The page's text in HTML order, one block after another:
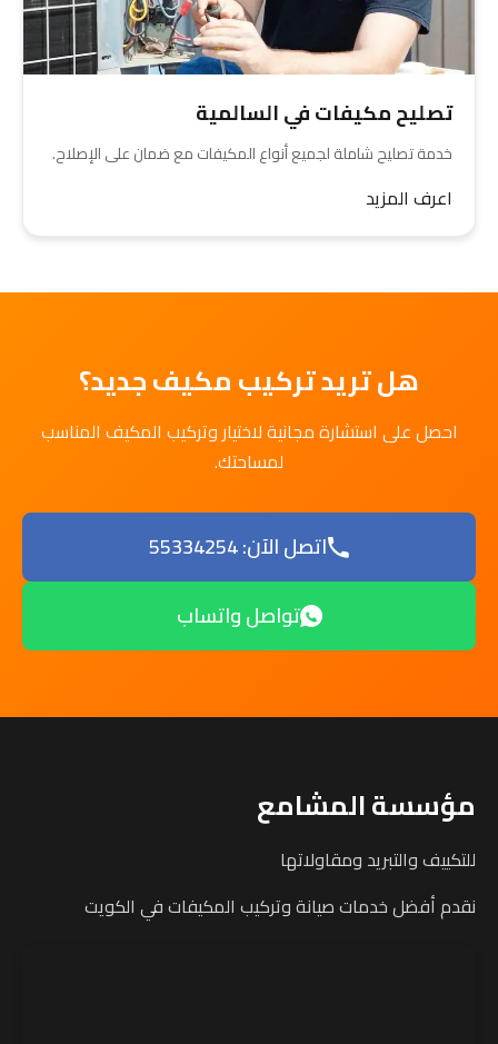
تصليح مكيفات في السالمية
خدمة تصليح شاملة لجميع أنواع المكيفات مع ضمان على الإصلاح.
اعرف المزيد
هل تريد تركيب مكيف جديد؟
احصل على استشارة مجانية لاختيار وتركيب المكيف المناسب
لمساحتك.
اتصل الآن: 55334254
تواصل واتساب
مؤسسة المشامع
للتكييف والتبريد ومقاولاتها
نقدم أفضل خدمات صيانة وتركيب المكيفات في الكويت